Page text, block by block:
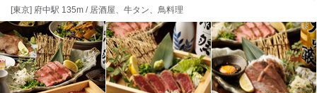
[東京] 府中駅 135m / 居酒屋、牛タン、鳥料理